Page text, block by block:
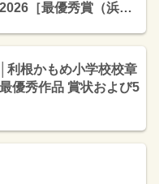
［最優秀賞（浜松
利根かもめ小学校校章
優秀作品 賞状および5